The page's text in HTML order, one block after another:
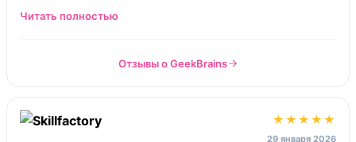
Отзывы о GeekBrains
★★★★★
29 января 2026